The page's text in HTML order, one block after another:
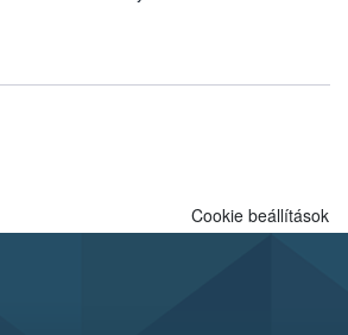
keletkezésekor felmerülő
a veszélyes eb tartását és annak
megítélésében jártas szakértőt.
Cookie beállítások